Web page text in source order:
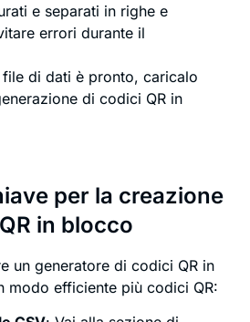
e separati in righe e
errori durante il
di dati è pronto, caricalo
di codici QR in
per la creazione
in blocco
un generatore di codici QR in
modo efficiente più codici QR: